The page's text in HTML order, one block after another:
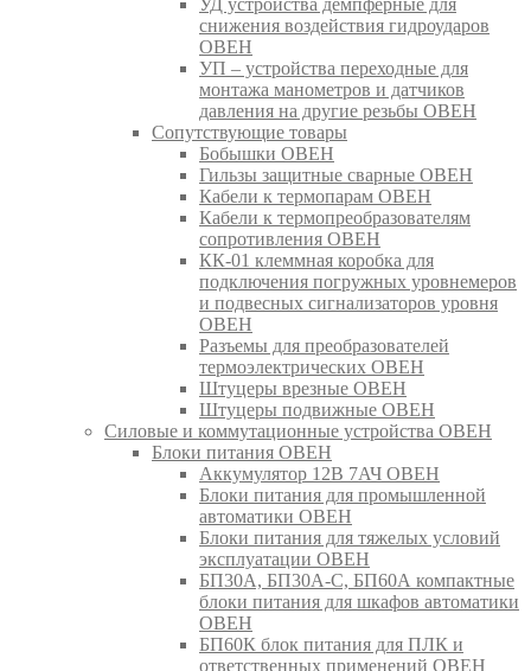
УД устройства демпферные для
снижения воздействия гидроударов
ОВЕН
УП – устройства переходные для
монтажа манометров и датчиков
давления на другие резьбы ОВЕН
Сопутствующие товары
Бобышки ОВЕН
Гильзы защитные сварные ОВЕН
Кабели к термопарам ОВЕН
Кабели к термопреобразователям
сопротивления ОВЕН
КК-01 клеммная коробка для
подключения погружных уровнемеров
и подвесных сигнализаторов уровня
ОВЕН
Разъемы для преобразователей
термоэлектрических ОВЕН
Штуцеры врезные ОВЕН
Штуцеры подвижные ОВЕН
Силовые и коммутационные устройства ОВЕН
Блоки питания ОВЕН
Аккумулятор 12В 7АЧ ОВЕН
Блоки питания для промышленной
автоматики ОВЕН
Блоки питания для тяжелых условий
эксплуатации ОВЕН
БП30А, БП30А-С, БП60А компактные
блоки питания для шкафов автоматики
ОВЕН
БП60К блок питания для ПЛК и
ответственных применений ОВЕН